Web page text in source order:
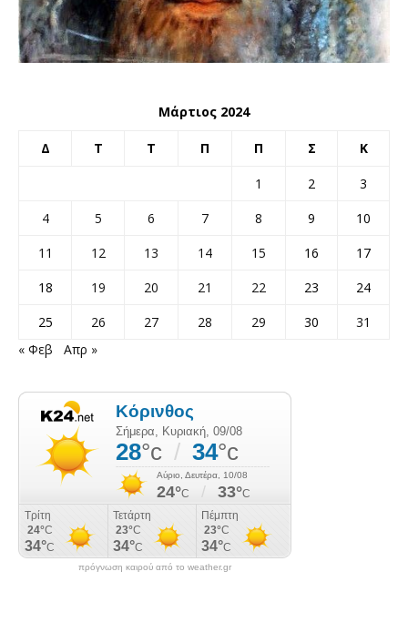
Μάρτιος 2024
Δ Τ Τ Π Π Σ Κ
1 2
3
4
5 6 7 8 9
10
11
12 13 14 15 16
17
18
19 20 21 22 23
24
25
26 27 28 29 30
31
« Φεβ
Απρ »
πρόγνωση καιρού από το weather.gr